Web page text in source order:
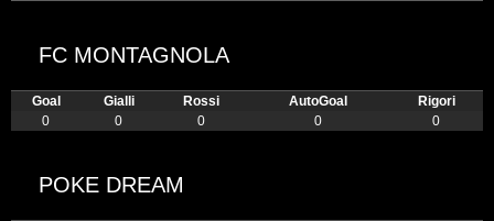
FC MONTAGNOLA
Goal Gialli Rossi AutoGoal
Rigori
0
0 0 0 0
POKE DREAM